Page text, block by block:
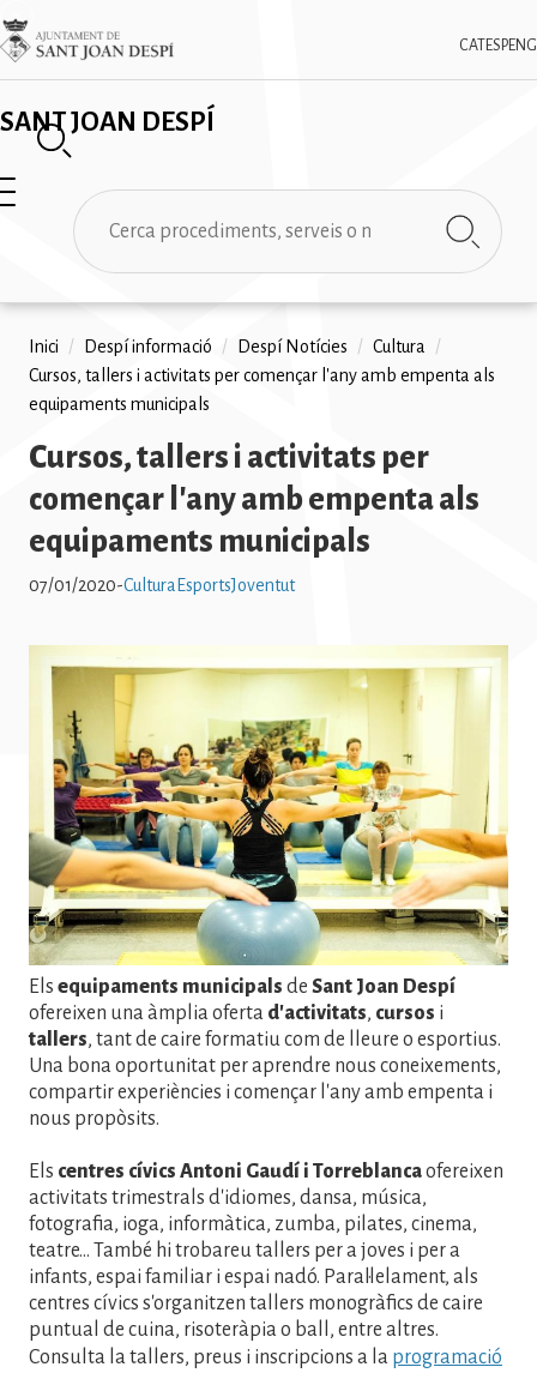
Vés
al
contingut
SANT JOAN DESPÍ
CAT ESPENG
Imatge
✕
Cerca
Fil
d'ariadna
Inici / Despí informació / Despí Notícies / Cultura
/
Cursos, tallers i activitats per començar l'any amb empenta als
equipaments municipals
Cursos, tallers i activitats per
començar l'any amb empenta als
equipaments municipals
07/01/2020-Cultura EsportsJoventut
Imatge
Els equipaments municipals de Sant Joan Despí
ofereixen una àmplia oferta d'activitats, cursos i
tallers, tant de caire formatiu com de lleure o esportius.
Una bona oportunitat per aprendre nous coneixements,
compartir experiències i començar l'any amb empenta i
nous propòsits.
Els centres cívics Antoni Gaudí i Torreblancaofereixen
activitats trimestrals d'idiomes, dansa, música,
fotografia, ioga, informàtica, zumba, pilates, cinema,
teatre... També hi trobareu tallers per a joves i per a
infants, espai familiar i espai nadó. Paral·lelament, als
centres cívics s'organitzen tallers monogràfics de caire
puntual de cuina, risoteràpia o ball, entre altres.
Consulta la tallers, preus i inscripcions a la programació